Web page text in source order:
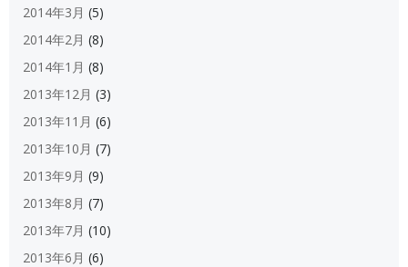
2014年3月 (5)
2014年2月 (8)
2014年1月 (8)
2013年12月 (3)
2013年11月 (6)
2013年10月 (7)
2013年9月 (9)
2013年8月 (7)
2013年7月 (10)
2013年6月 (6)